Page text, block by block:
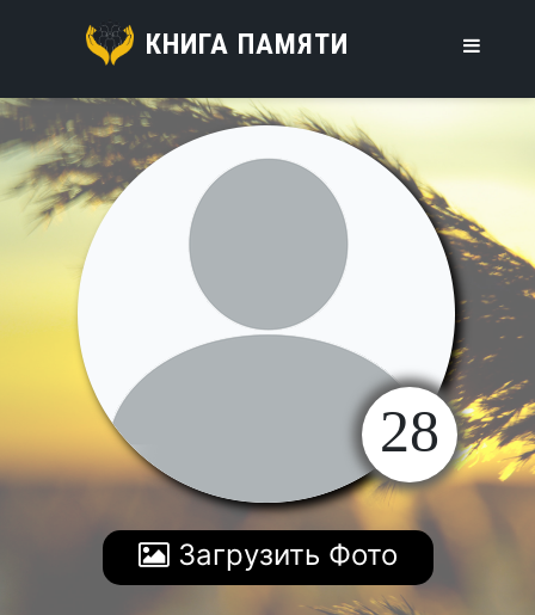
КНИГА ПАМЯТИ
28
Загрузить Фото